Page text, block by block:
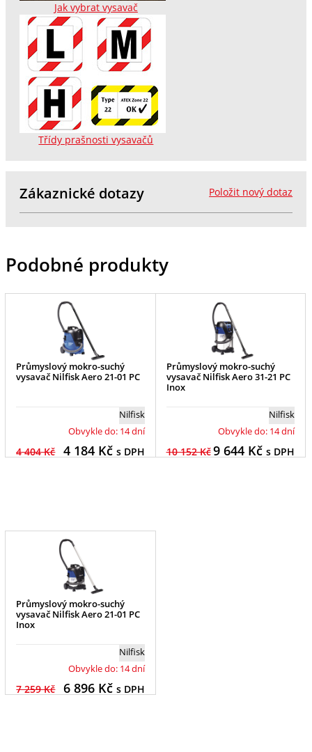
Jak vybrat vysavač
Třídy prašnosti vysavačů
Položit nový dotaz
Zákaznické dotazy
Podobné produkty
Průmyslový mokro-suchý
vysavač Nilfisk Aero 21-01 PC
Nilfisk
Obvykle do: 14 dní
4 404 Kč 4 184Kč s DPH
Průmyslový mokro-suchý
vysavač Nilfisk Aero 31-21 PC
Inox
Nilfisk
Obvykle do: 14 dní
10 152 Kč9 644Kč s DPH
Průmyslový mokro-suchý
vysavač Nilfisk Aero 21-01 PC
Inox
Nilfisk
Obvykle do: 14 dní
7 259 Kč 6 896Kč s DPH